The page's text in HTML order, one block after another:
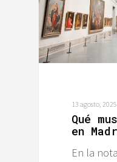
13 agosto, 2025
Qué
en
En la